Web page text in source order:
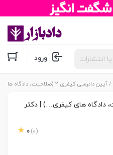
ورود
/ آیین دادرسی کیفری 2 (صلاحیت، دادگاه های کیفری…) | دکتر اکبری
2 (صلاحیت، دادگاه های کیفری…) | دکتر
0 (0)